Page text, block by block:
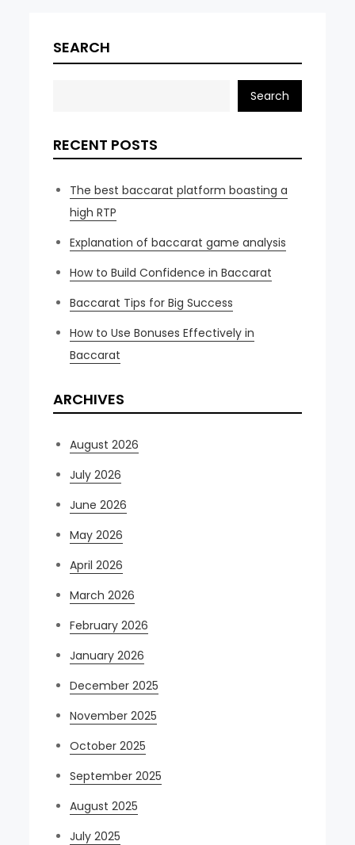
SEARCH
Search
RECENT POSTS
The best baccarat platform boasting a
high RTP
Explanation of baccarat game analysis
How to Build Confidence in Baccarat
Baccarat Tips for Big Success
How to Use Bonuses Effectively in
Baccarat
ARCHIVES
August 2026
July 2026
June 2026
May 2026
April 2026
March 2026
February 2026
January 2026
December 2025
November 2025
October 2025
September 2025
August 2025
July 2025